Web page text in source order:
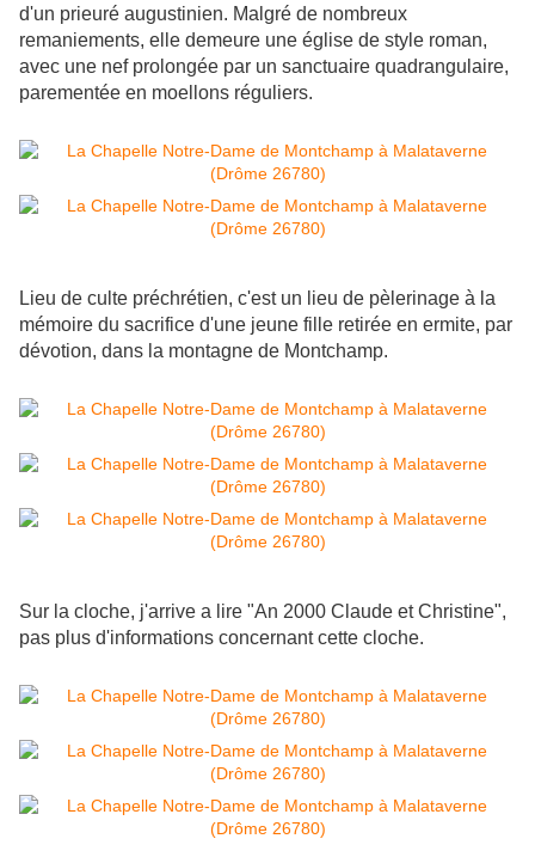
d'un prieuré augustinien. Malgré de nombreux
remaniements, elle demeure une église de style roman,
avec une nef prolongée par un sanctuaire quadrangulaire,
parementée en moellons réguliers.
Lieu de culte préchrétien, c'est un lieu de pèlerinage à la
mémoire du sacrifice d'une jeune fille retirée en ermite, par
dévotion, dans la montagne de Montchamp.
Sur la cloche, j'arrive a lire "An 2000 Claude et Christine",
pas plus d'informations concernant cette cloche.